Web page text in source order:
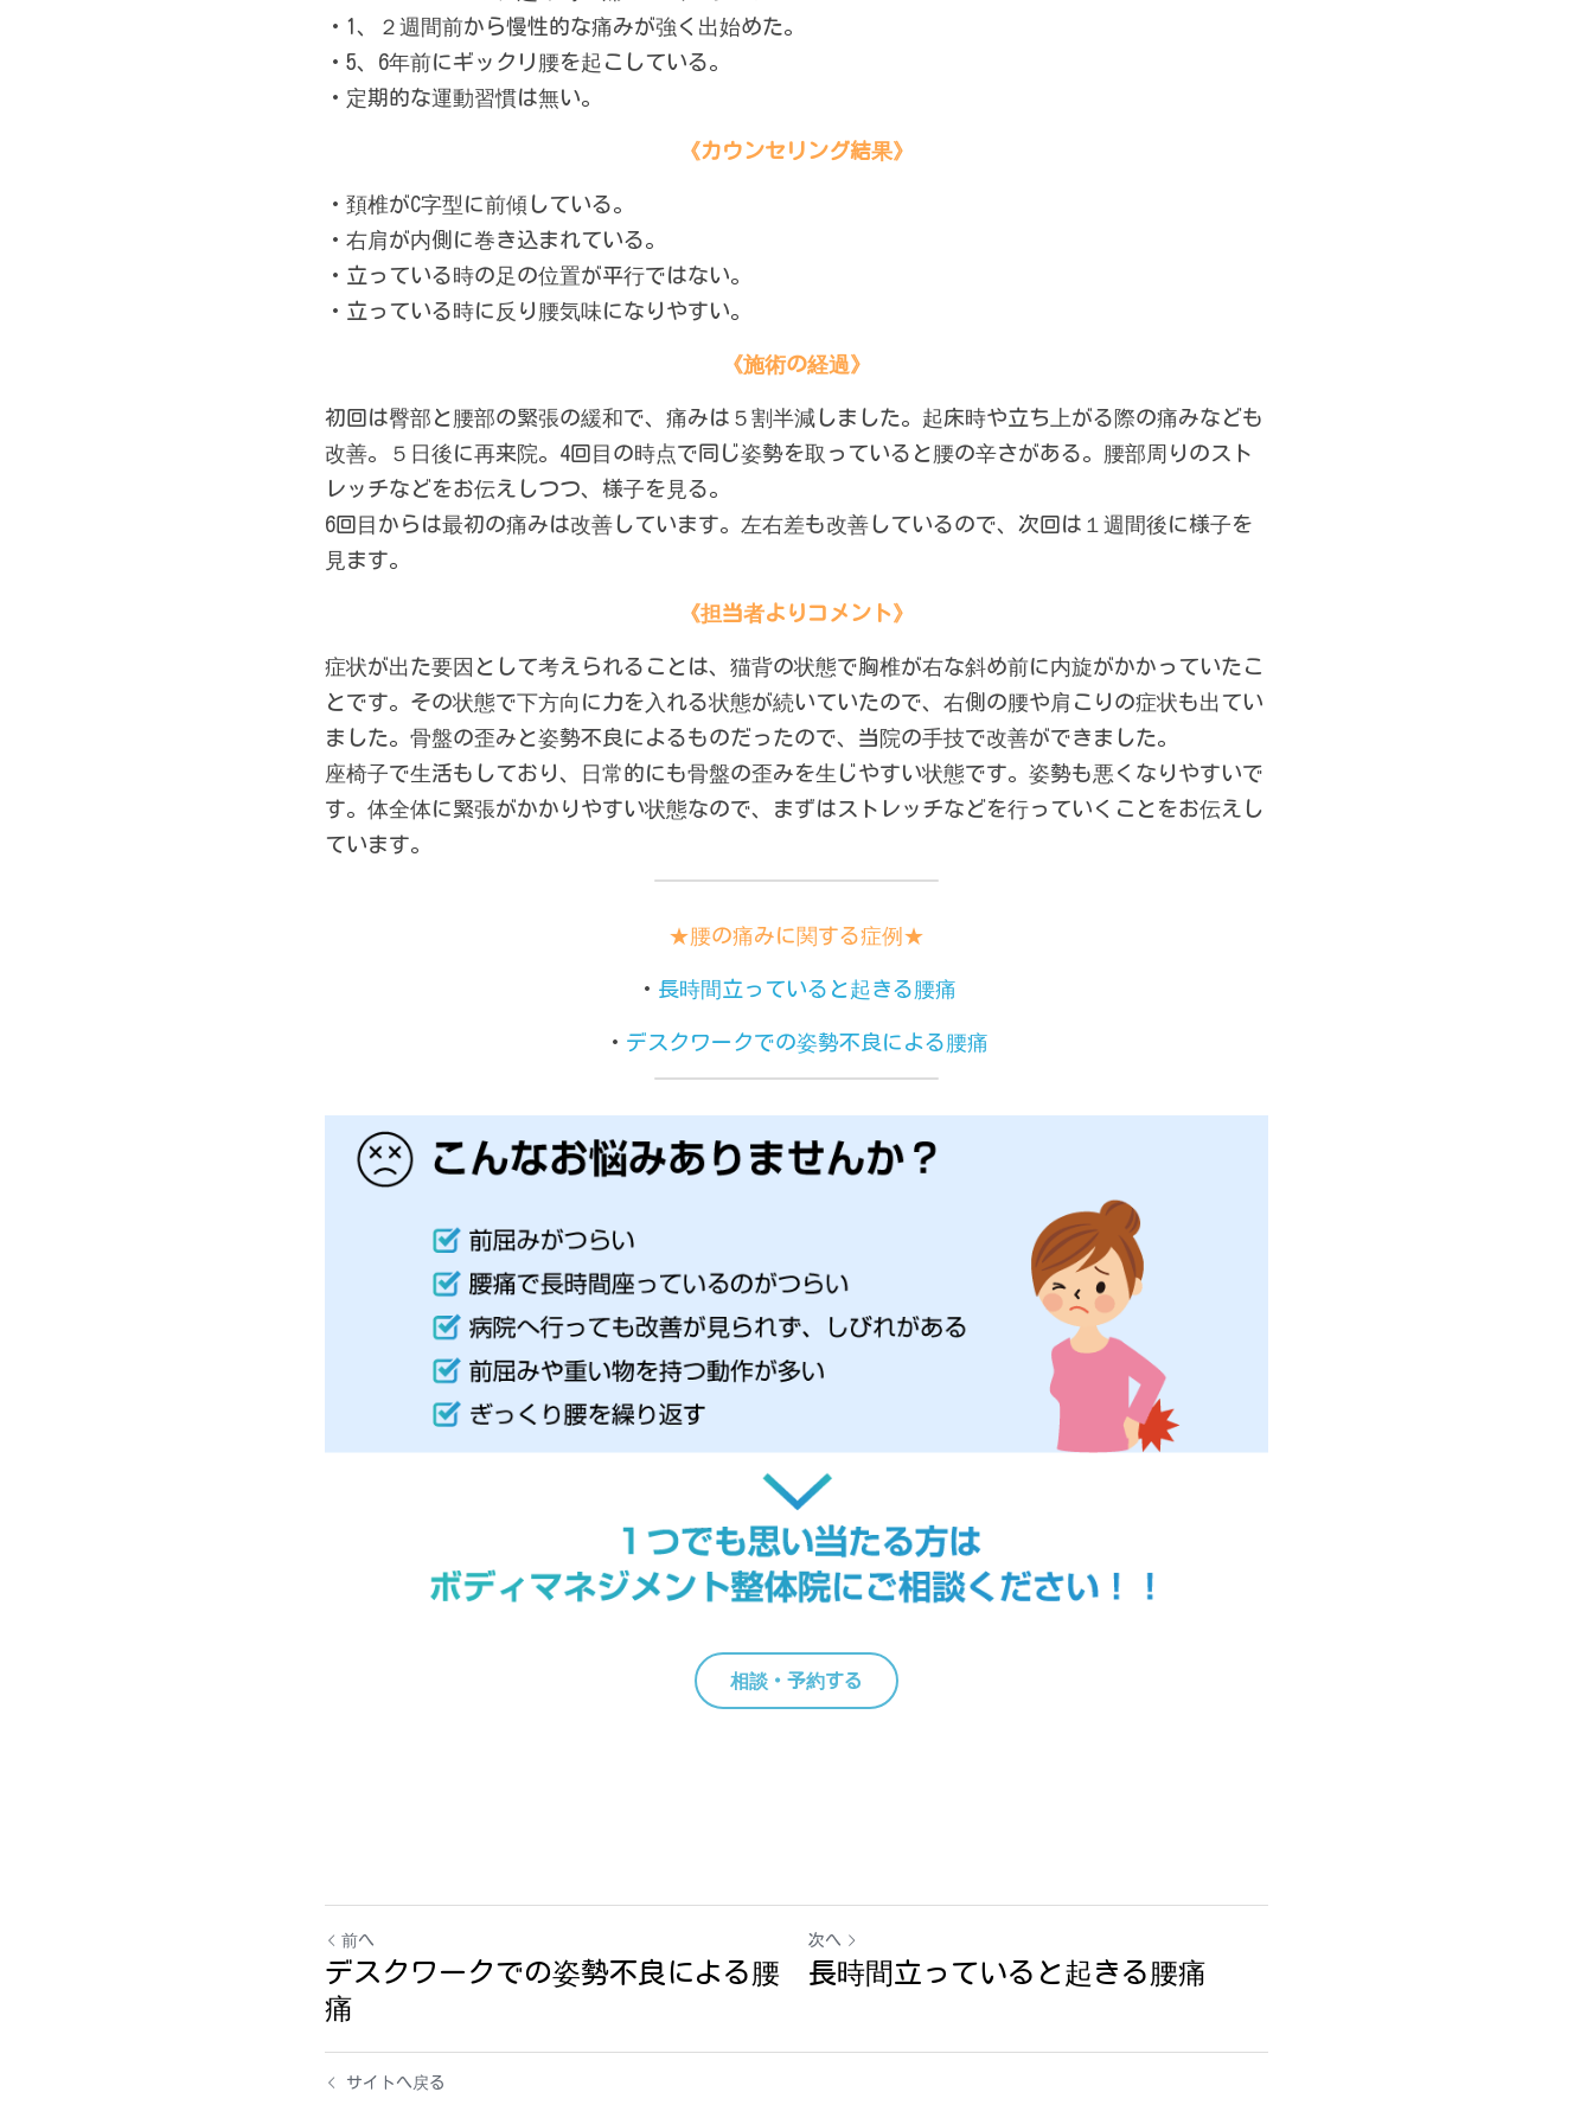
・1、２週間前から慢性的な痛みが強く出始めた。
・5、6年前にギックリ腰を起こしている。
・定期的な運動習慣は無い。
《カウンセリング結果》
・頚椎がC字型に前傾している。
・右肩が内側に巻き込まれている。
・立っている時の足の位置が平行ではない。
・立っている時に反り腰気味になりやすい。
《施術の経過》
初回は臀部と腰部の緊張の緩和で、痛みは５割半減しました。起床時や立ち上がる際の痛みなども
改善。５日後に再来院。4回目の時点で同じ姿勢を取っていると腰の辛さがある。腰部周りのスト
レッチなどをお伝えしつつ、様子を見る。
6回目からは最初の痛みは改善しています。左右差も改善しているので、次回は１週間後に様子を
見ます。
《担当者よりコメント》
症状が出た要因として考えられることは、猫背の状態で胸椎が右な斜め前に内旋がかかっていたこ
とです。その状態で下方向に力を入れる状態が続いていたので、右側の腰や肩こりの症状も出てい
ました。骨盤の歪みと姿勢不良によるものだったので、当院の手技で改善ができました。
座椅子で生活もしており、日常的にも骨盤の歪みを生じやすい状態です。姿勢も悪くなりやすいで
す。体全体に緊張がかかりやすい状態なので、まずはストレッチなどを行っていくことをお伝えし
ています。
★腰の痛みに関する症例★
・ 長時間立っていると起きる腰痛
・ デスクワークでの姿勢不良による腰痛
相談・予約する
前へ
デスクワークでの姿勢不良による腰
痛
次へ
長時間立っていると起きる腰痛
サイトへ戻る